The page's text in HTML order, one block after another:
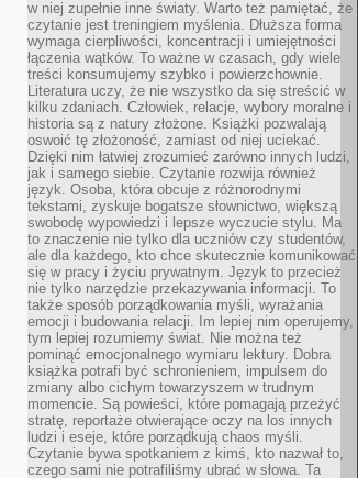
w niej zupełnie inne światy. Warto też pamiętać, że
czytanie jest treningiem myślenia. Dłuższa forma
wymaga cierpliwości, koncentracji i umiejętności
łączenia wątków. To ważne w czasach, gdy wiele
treści konsumujemy szybko i powierzchownie.
Literatura uczy, że nie wszystko da się streścić w
kilku zdaniach. Człowiek, relacje, wybory moralne i
historia są z natury złożone. Książki pozwalają
oswoić tę złożoność, zamiast od niej uciekać.
Dzięki nim łatwiej zrozumieć zarówno innych ludzi,
jak i samego siebie. Czytanie rozwija również
język. Osoba, która obcuje z różnorodnymi
tekstami, zyskuje bogatsze słownictwo, większą
swobodę wypowiedzi i lepsze wyczucie stylu. Ma
to znaczenie nie tylko dla uczniów czy studentów,
ale dla każdego, kto chce skutecznie komunikować
się w pracy i życiu prywatnym. Język to przecież
nie tylko narzędzie przekazywania informacji. To
także sposób porządkowania myśli, wyrażania
emocji i budowania relacji. Im lepiej nim operujemy,
tym lepiej rozumiemy świat. Nie można też
pominąć emocjonalnego wymiaru lektury. Dobra
książka potrafi być schronieniem, impulsem do
zmiany albo cichym towarzyszem w trudnym
momencie. Są powieści, które pomagają przeżyć
stratę, reportaże otwierające oczy na los innych
ludzi i eseje, które porządkują chaos myśli.
Czytanie bywa spotkaniem z kimś, kto nazwał to,
czego sami nie potrafiliśmy ubrać w słowa. Ta